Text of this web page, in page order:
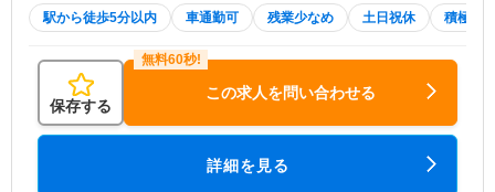
駅から徒歩5分以内 車通勤可 残業少なめ 土日祝休 積極採
保存する
この求人を問い合わせる
詳細を見る